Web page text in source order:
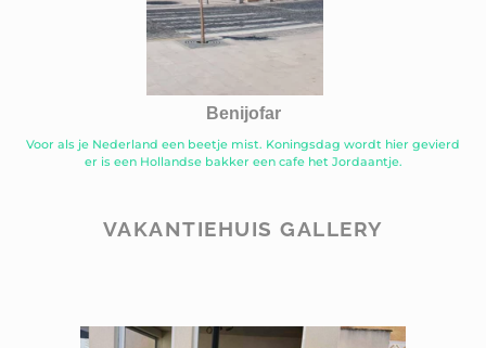
Benijofar
Voor als je Nederland een beetje mist. Koningsdag wordt hier gevierd
er is een Hollandse bakker een cafe het Jordaantje.
VAKANTIEHUIS GALLERY